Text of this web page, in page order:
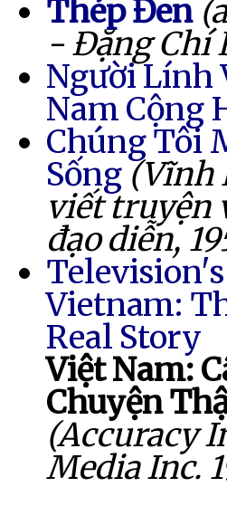
Thép Đen
- Đặng Chí
Người Lính
Nam Cộng
Chúng Tôi
Sống(Vĩnh
viết truyện
đạo diễn,
Television's
Vietnam:
Real Story
Việt Nam:
Chuyện
(Accuracy
Media Inc.